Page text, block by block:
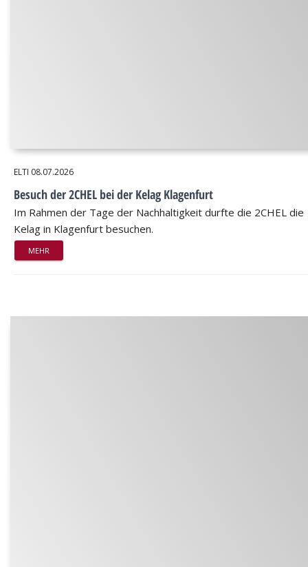
ELTI 08.07.2026
Besuch der 2CHEL bei der Kelag Klagenfurt
Im Rahmen der Tage der Nachhaltigkeit durfte die 2CHEL die
Kelag in Klagenfurt besuchen.
MEHR